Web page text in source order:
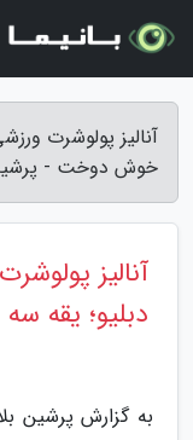
خوش دوخت -
دبلیو؛ یقه
به گزارش پرشین